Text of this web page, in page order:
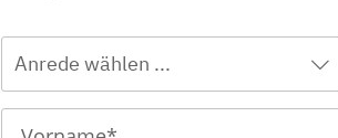
Anrede wählen ...